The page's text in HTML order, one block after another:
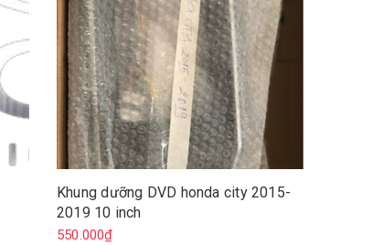
Khung dưỡng DVD honda city 2015-
2019 10 inch
550.000₫